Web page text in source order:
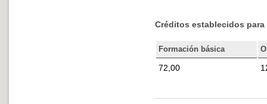
Créditos establecidos
Formación básica
72,00